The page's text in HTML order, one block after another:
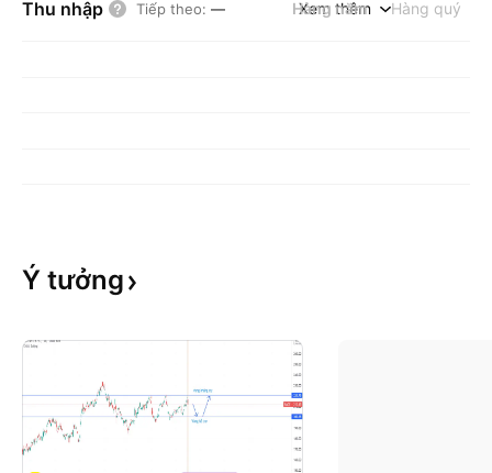
Thu nhập Tiếp theo: — Hàng năm Hàng quý
Xem thêm
Ý tưởng